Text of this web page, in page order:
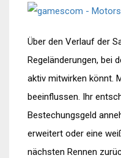
Über den Verlauf der
Regeländerungen, bei
aktiv mitwirken könnt.
beeinflussen. Ihr
Bestechungsgeld
erweitert oder eine
nächsten Rennen